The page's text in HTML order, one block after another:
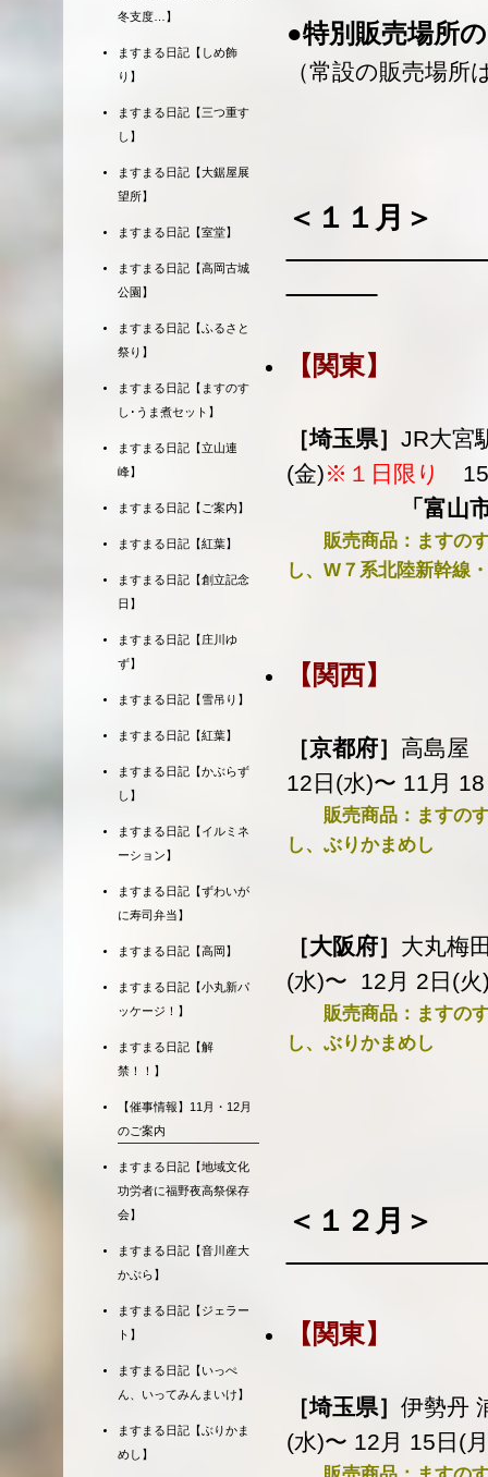
●特別販売場所
（常設の販売場所
＜１１月＞
【関東】
［埼玉県］ JR大宮
(金)※１日限り
15
「富山市観光
販売商品：ますの
し、W７系北陸新幹線
【関西】
［京都府］ 高島屋
12日(水)〜 11月
販売商品：ますの
し、ぶりかまめし
［大阪府］ 大丸
(水)〜 12月 2日(
販売商品：ますのす
し、ぶりかまめし
＜１２月＞
【関東】
［埼玉県］ 伊勢丹
(水)〜 12月 15日(
冬支度…】
ますまる日記【しめ飾
り】
ますまる日記【三つ重す
し】
ますまる日記【大鋸屋展
望所】
ますまる日記【室堂】
ますまる日記【高岡古城
公園】
ますまる日記【ふるさと
祭り】
ますまる日記【ますのす
し･うま煮セット】
ますまる日記【立山連
峰】
ますまる日記【ご案内】
ますまる日記【紅葉】
ますまる日記【創立記念
日】
ますまる日記【庄川ゆ
ず】
ますまる日記【雪吊り】
ますまる日記【紅葉】
ますまる日記【かぶらず
し】
ますまる日記【イルミネ
ーション】
ますまる日記【ずわいが
に寿司弁当】
ますまる日記【高岡】
ますまる日記【小丸新パ
ッケージ！】
ますまる日記【解
禁！！】
【催事情報】11月・12月
のご案内
ますまる日記【地域文化
功労者に福野夜高祭保存
会】
ますまる日記【音川産大
かぶら】
ますまる日記【ジェラー
ト】
ますまる日記【いっぺ
ん、いってみんまいけ】
ますまる日記【ぶりかま
めし】